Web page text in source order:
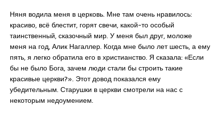
Няня водила меня в церковь. Мне там очень нравилось:
красиво, всё блестит, горят свечи, какой-то особый
таинственный, сказочный мир. У меня был друг, моложе
меня на год, Алик Нагаллер. Когда мне было лет шесть, а ему
пять, я легко обратила его в христианство. Я сказала: «Если
бы не было Бога, зачем люди стали бы строить такие
красивые церкви?». Этот довод показался ему
убедительным. Старушки в церкви смотрели на нас с
некоторым недоумением.